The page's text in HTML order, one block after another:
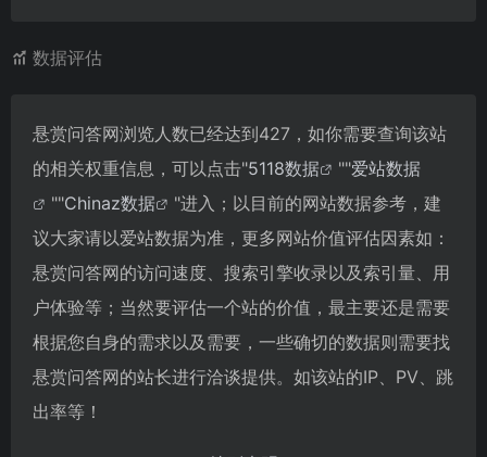
数据评估
悬赏问答网浏览人数已经达到427，如你需要查询该站
的相关权重信息，可以点击"5118数据 ""爱站数据
""Chinaz数据
"进入；以目前的网站数据参考，建
议大家请以爱站数据为准，更多网站价值评估因素如：
悬赏问答网的访问速度、搜索引擎收录以及索引量、用
户体验等；当然要评估一个站的价值，最主要还是需要
根据您自身的需求以及需要，一些确切的数据则需要找
悬赏问答网的站长进行洽谈提供。如该站的IP、PV、跳
出率等！